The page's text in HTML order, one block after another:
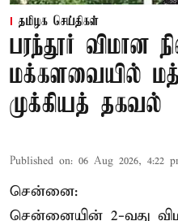
தமிழக செய்திகள்
பரந்தூர் விமான
மக்களவையில்
முக்கியத் தகவல்
Published on: 06 Aug 2026, 4:22
சென்னை:
சென்னையின் 2-வது